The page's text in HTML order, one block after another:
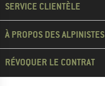
SERVICE CLIENTÈLE
À PROPOS DES ALPINISTES
RÉVOQUER LE CONTRAT